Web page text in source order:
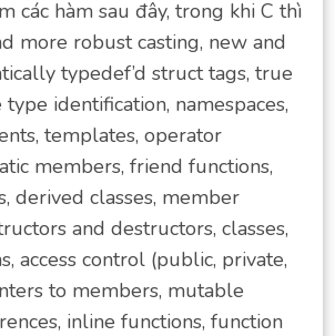
các hàm sau đây, trong khi C thì
more robust casting, new and
typedef’d struct tags, true
identification, namespaces,
templates, operator
members, friend functions,
derived classes, member
and destructors, classes,
access control (public, private,
to members, mutable
inline functions, function